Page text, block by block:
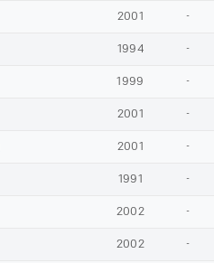
2001 -
1994 -
1999 -
2001 -
2001 -
1991 -
2002 -
2002 -